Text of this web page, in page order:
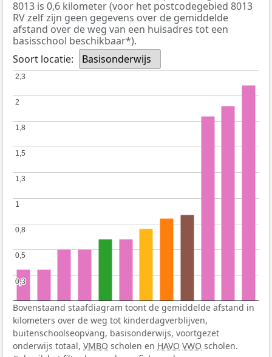
8013 is 0,6 kilometer (voor het postcodegebied 8013
RV zelf zijn geen gegevens over de gemiddelde
afstand over de weg van een huisadres tot een
basisschool beschikbaar*).
Soort locatie:
Basisonderwijs
0,3
0,3
0,5
0,5
0,8
0,8
1
1
1,3
1,3
1,5
1,5
1,8
1,8
2
2
2,3
2,3
Bovenstaand staafdiagram toont de gemiddelde afstand in
kilometers over de weg tot kinderdagverblijven,
buitenschoolseopvang, basisonderwijs, voortgezet
onderwijs totaal, VMBO scholen en HAVO VWO scholen.